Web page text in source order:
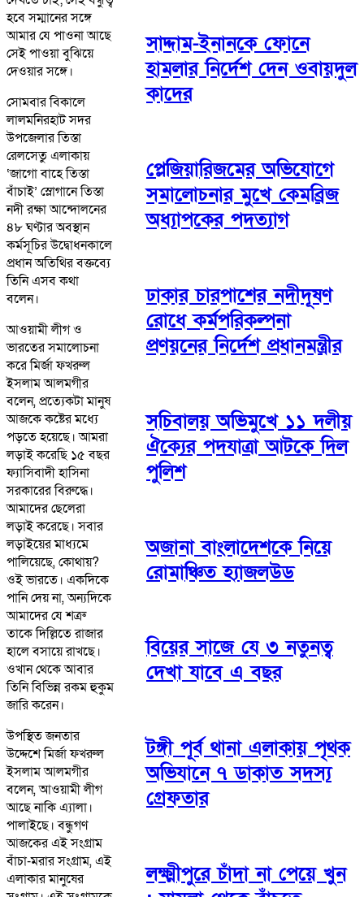
হবে সম্মানের সঙ্গে
আমার যে পাওনা আছে
সেই পাওয়া বুঝিয়ে
দেওয়ার সঙ্গে।
সোমবার বিকালে
লালমনিরহাট সদর
উপজেলার তিস্তা
রেলসেতু এলাকায়
‘জাগো বাহে তিস্তা
বাঁচাই’ স্লোগানে তিস্তা
নদী রক্ষা আন্দোলনের
৪৮ ঘণ্টার অবস্থান
কর্মসূচির উদ্বোধনকালে
প্রধান অতিথির বক্তব্যে
তিনি এসব কথা
বলেন।
আওয়ামী লীগ ও
ভারতের সমালোচনা
করে মির্জা ফখরুল
ইসলাম আলমগীর
বলেন, প্রত্যেকটা মানুষ
আজকে কষ্টের মধ্যে
পড়তে হয়েছে। আমরা
লড়াই করেছি ১৫ বছর
ফ্যাসিবাদী হাসিনা
সরকারের বিরুদ্ধে।
আমাদের ছেলেরা
লড়াই করেছে। সবার
লড়াইয়ের মাধ্যমে
পালিয়েছে, কোথায়?
ওই ভারতে। একদিকে
পানি দেয় না, অন্যদিকে
আমাদের যে শত্রু
তাকে দিল্লিতে রাজার
হালে বসায়ে রাখছে।
ওখান থেকে আবার
তিনি বিভিন্ন রকম হুকুম
জারি করেন।
উপস্থিত জনতার
উদ্দেশে মির্জা ফখরুল
ইসলাম আলমগীর
বলেন, আওয়ামী লীগ
আছে নাকি এ্যালা।
পালাইছে। বন্ধুগণ
আজকের এই সংগ্রাম
বাঁচা-মরার সংগ্রাম, এই
এলাকার মানুষের
সাদ্দাম-ইনানকে ফোনে
হামলার নির্দেশ দেন ওবায়দুল
কাদের
প্লেজিয়ারিজমের অভিযোগে
সমালোচনার মুখে কেমব্রিজ
অধ্যাপকের পদত্যাগ
ঢাকার চারপাশের নদীদূষণ
রোধে কর্মপরিকল্পনা
প্রণয়নের নির্দেশ প্রধানমন্ত্রীর
সচিবালয় অভিমুখে ১১ দলীয়
ঐক্যের পদযাত্রা আটকে দিল
পুলিশ
অজানা বাংলাদেশকে নিয়ে
রোমাঞ্চিত হ্যাজলউড
বিয়ের সাজে যে ৩ নতুনত্ব
দেখা যাবে এ বছর
টঙ্গী পূর্ব থানা এলাকায় পৃথক
অভিযানে ৭ ডাকাত সদস্য
গ্রেফতার
লক্ষ্মীপুরে চাঁদা না পেয়ে খুন